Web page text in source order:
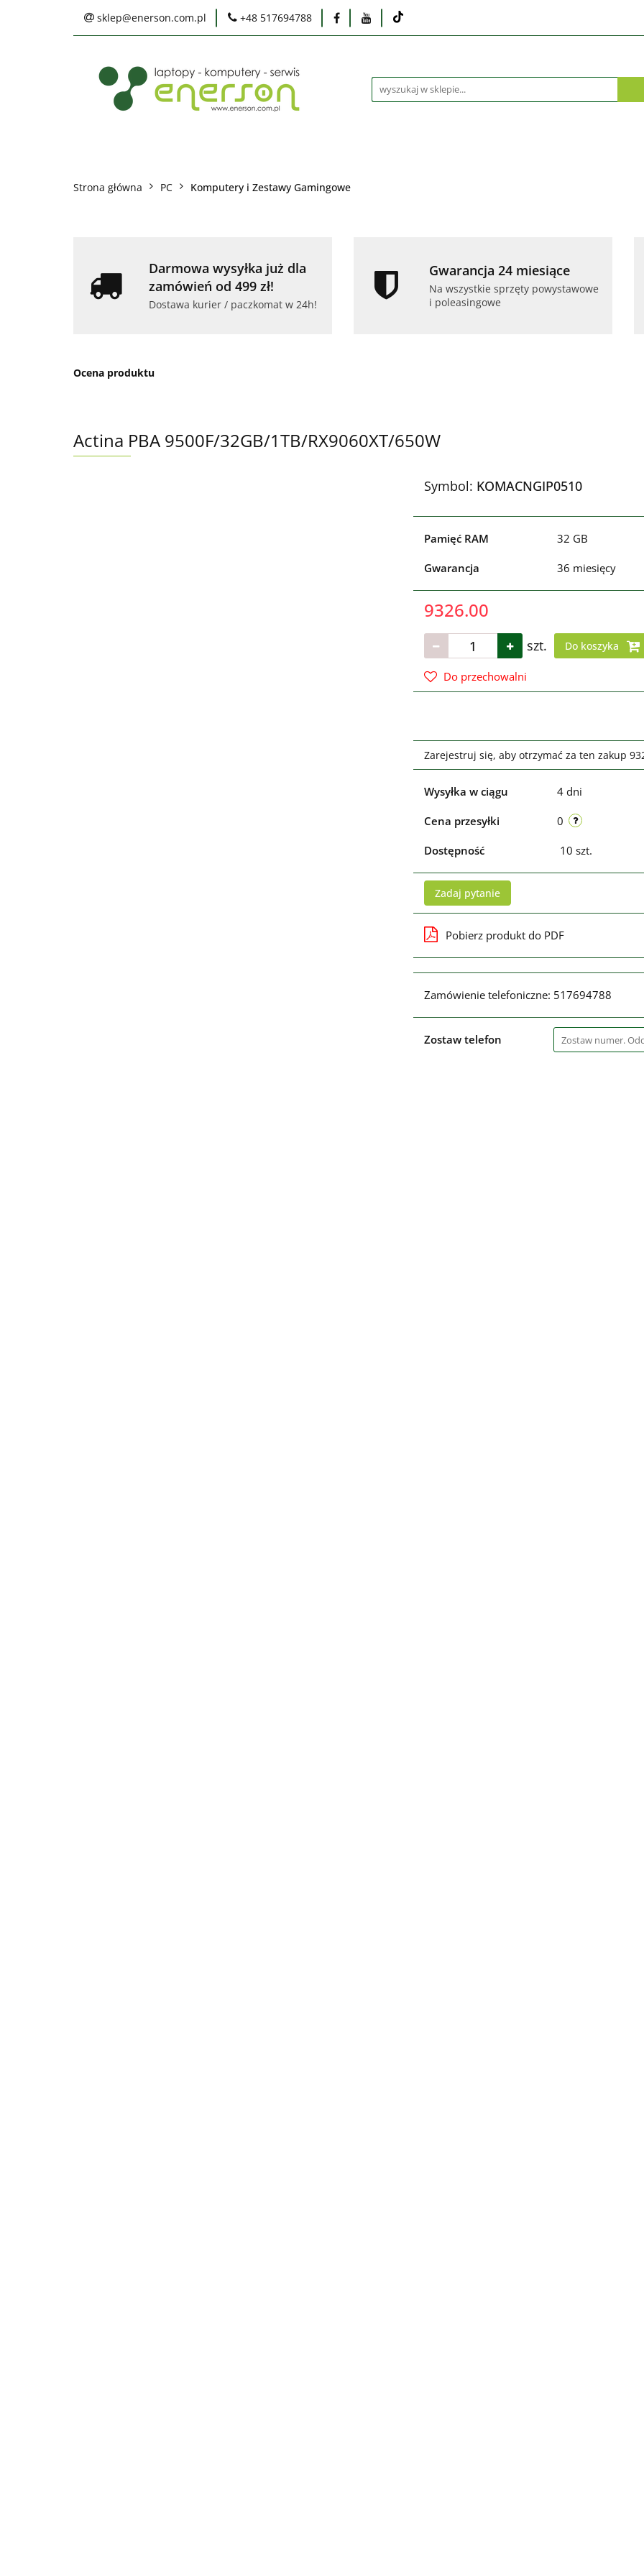
sklep@enerson.com.pl +48 517694788
Serwis
Praca Ochrona środowiska Dlaczego poleasingowy?
Laptopy PC Monitory
Karty graficzne Akcesoria Telefony i tablety Serwis Praca
Strona główna PC Komputery i Zestawy Gamingowe
Darmowa wysyłka już dla
zamówień od 499 zł!
Dostawa kurier / paczkomat w 24h!
Gwarancja 24 miesiące
Na wszystkie sprzęty powystawowe
i poleasingowe
Ocena produktu
Actina PBA 9500F/32GB/1TB/RX9060XT/650W
Symbol: KOMACNGIP0510
Pamięć RAM 32 GB
Gwarancja 36 miesięcy
9326.00
szt. Do koszyka
Do przechowalni
Zarejestruj się, aby otrzymać za ten zakup
Wysyłka w ciągu 4 dni
Cena przesyłki 0
Dostępność 10 szt.
Zadaj pytanie
Pobierz produkt do PDF
Zamówienie telefoniczne: 517694788
Zostaw telefon